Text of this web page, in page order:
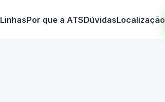
LinhasPor que a ATSDúvidasLocalização